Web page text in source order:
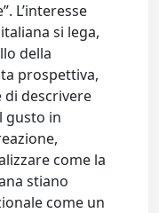
L’interesse
si lega,
della
prospettiva,
di descrivere
gusto in
come la
stiano
come un